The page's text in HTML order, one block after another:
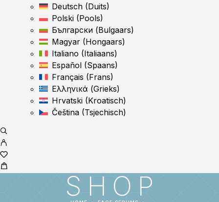
Deutsch (Duits)
Polski (Pools)
Български (Bulgaars)
Magyar (Hongaars)
Italiano (Italiaans)
Español (Spaans)
Français (Frans)
Ελληνικά (Grieks)
Hrvatski (Kroatisch)
Čeština (Tsjechisch)
SHOP